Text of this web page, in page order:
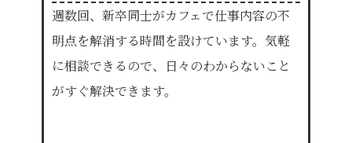
週数回、新卒同士がカフェで仕事内容の不
明点を解消する時間を設けています。気軽
に相談できるので、日々のわからないこと
がすぐ解決できます。